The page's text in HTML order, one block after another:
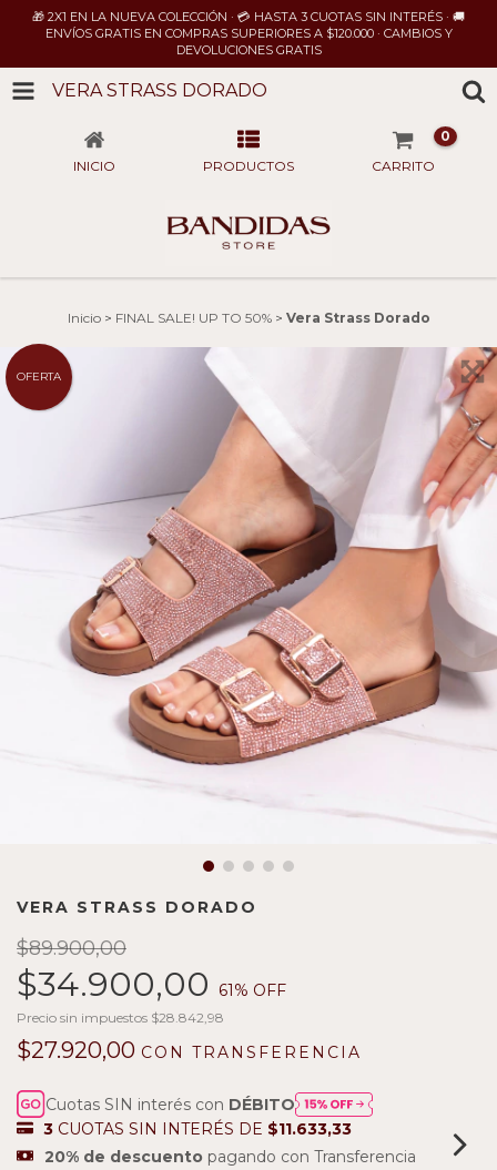
🎁 2X1 EN LA NUEVA COLECCIÓN · 💳 HASTA 3 CUOTAS SIN INTERÉS · 🚚
ENVÍOS GRATIS EN COMPRAS SUPERIORES A $120.000 · CAMBIOS Y
DEVOLUCIONES GRATIS
VERA STRASS DORADO
INICIO PRODUCTOS CARRITO
0
Inicio > FINAL SALE! UP TO 50% > Vera Strass Dorado
OFERTA
VERA STRASS DORADO
$89.900,00
$34.900,00 61% OFF
Precio sin impuestos $28.842,98
$27.920,00 CON TRANSFERENCIA
Cuotas SIN interés con DÉBITO
3 CUOTAS SIN INTERÉS DE $11.633,33
20% de descuento pagando con Transferencia